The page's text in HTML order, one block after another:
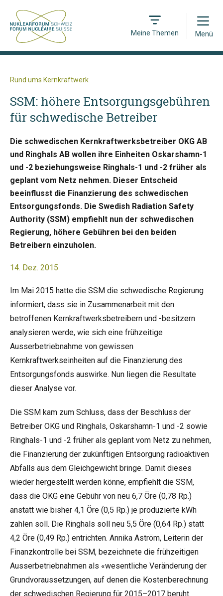
Meine Themen
Open
Menü
Rund ums Kernkraftwerk
SSM: höhere Entsorgungsgebühren
für schwedische Betreiber
Die schwedischen Kernkraftwerksbetreiber OKG AB
und Ringhals AB wollen ihre Einheiten Oskarshamn-1
und -2 beziehungsweise Ringhals-1 und -2 früher als
geplant vom Netz nehmen. Dieser Entscheid
beeinflusst die Finanzierung des schwedischen
Entsorgungsfonds. Die Swedish Radiation Safety
Authority (SSM) empfiehlt nun der schwedischen
Regierung, höhere Gebühren bei den beiden
Betreibern einzuholen.
14. Dez. 2015
Im Mai 2015 hatte die SSM die schwedische Regierung
informiert, dass sie in Zusammenarbeit mit den
betroffenen Kernkraftwerksbetreibern und -besitzern
analysieren werde, wie sich eine frühzeitige
Ausserbetriebnahme von gewissen
Kernkraftwerkseinheiten auf die Finanzierung des
Entsorgungsfonds auswirke. Nun liegen die Resultate
dieser Analyse vor.
Die SSM kam zum Schluss, dass der Beschluss der
Betreiber OKG und Ringhals, Oskarshamn-1 und -2 sowie
Ringhals-1 und -2 früher als geplant vom Netz zu nehmen,
die Finanzierung der zukünftigen Entsorgung radioaktiven
Abfalls aus dem Gleichgewicht bringe. Damit dieses
wieder hergestellt werden könne, empfiehlt die SSM,
dass die OKG eine Gebühr von neu 6,7 Öre (0,78 Rp.)
anstatt wie bisher 4,1 Öre (0,5 Rp.) je produzierte kWh
zahlen soll. Die Ringhals soll neu 5,5 Öre (0,64 Rp.) statt
4,2 Öre (0,49 Rp.) entrichten. Annika Aström, Leiterin der
Finanzkontrolle bei SSM, bezeichnete die frühzeitigen
Ausserbetriebnahmen als «wesentliche Veränderung der
Grundvoraussetzungen, auf denen die Kostenberechnung
der schwedischen Regierung für 2015–2017 beruht.